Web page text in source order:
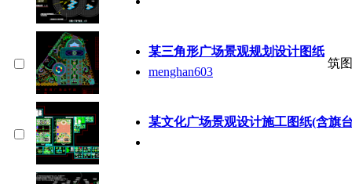
某三角形广场景观规划设计图纸
menghan603
筑
某文化广场景观设计施工图纸(含旗